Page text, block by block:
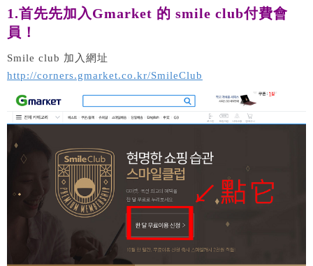
1.首先先加入Gmarket 的 smile club付費會
員！
Smile club 加入網址
http://corners.gmarket.co.kr/SmileClub